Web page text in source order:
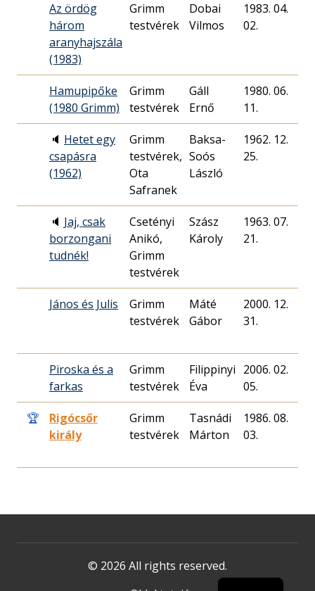
Az ördög
három
aranyhajszála
(1983)
Grimm
testvérek
Dobai
Vilmos
1983. 04.
02.
Hamupipőke
(1980 Grimm)
Grimm
testvérek
Gáll
Ernő
1980. 06.
11.
🔈 Hetet egy
csapásra
(1962)
Grimm
testvérek,
Ota
Safranek
Baksa-
Soós
László
1962. 12.
25.
🔈 Jaj, csak
borzongani
tudnék!
Csetényi
Anikó,
Grimm
testvérek
Szász
Károly
1963. 07.
21.
János és Julis
Grimm
testvérek
Máté
Gábor
2000. 12.
31.
Piroska és a
farkas
Grimm
testvérek
Filippinyi
Éva
2006. 02.
05.
🏆
Rigócsőr
király
Grimm
testvérek
Tasnádi
Márton
1986. 08.
03.
© 2026 All rights reserved.